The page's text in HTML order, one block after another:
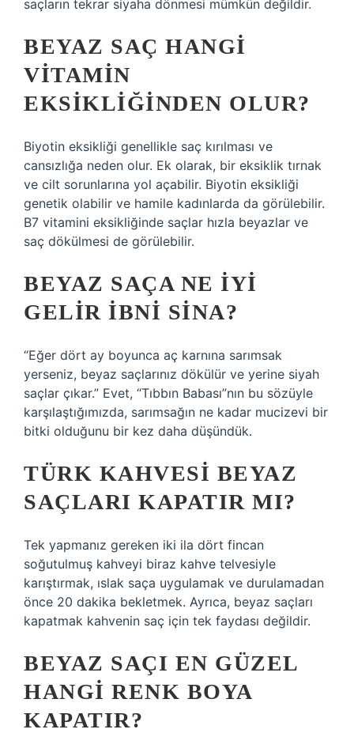
saçların tekrar siyaha dönmesi mümkün değildir.
BEYAZ SAÇ HANGI
VITAMIN
EKSIKLIĞINDEN OLUR?
Biyotin eksikliği genellikle saç kırılması ve
cansızlığa neden olur. Ek olarak, bir eksiklik tırnak
ve cilt sorunlarına yol açabilir. Biyotin eksikliği
genetik olabilir ve hamile kadınlarda da görülebilir.
B7 vitamini eksikliğinde saçlar hızla beyazlar ve
saç dökülmesi de görülebilir.
BEYAZ SAÇA NE IYI
GELIR IBNI SINA?
“Eğer dört ay boyunca aç karnına sarımsak
yerseniz, beyaz saçlarınız dökülür ve yerine siyah
saçlar çıkar.” Evet, “Tıbbın Babası”nın bu sözüyle
karşılaştığımızda, sarımsağın ne kadar mucizevi bir
bitki olduğunu bir kez daha düşündük.
TÜRK KAHVESI BEYAZ
SAÇLARI KAPATIR MI?
Tek yapmanız gereken iki ila dört fincan
soğutulmuş kahveyi biraz kahve telvesiyle
karıştırmak, ıslak saça uygulamak ve durulamadan
önce 20 dakika bekletmek. Ayrıca, beyaz saçları
kapatmak kahvenin saç için tek faydası değildir.
BEYAZ SAÇI EN GÜZEL
HANGI RENK BOYA
KAPATIR?